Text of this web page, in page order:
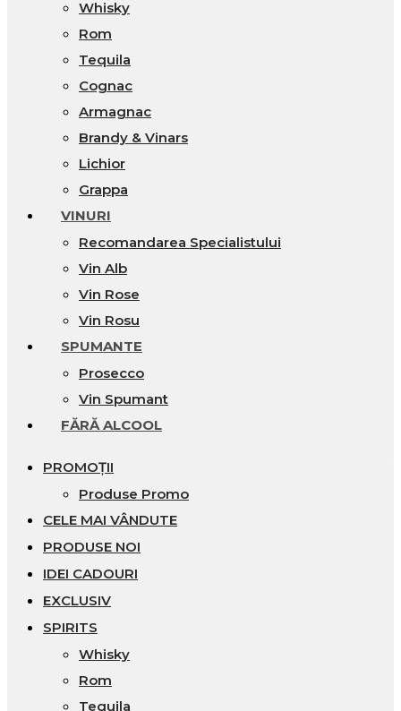
Whisky
Rom
Tequila
Cognac
Armagnac
Brandy & Vinars
Lichior
Grappa
VINURI
Recomandarea Specialistului
Vin Alb
Vin Rose
Vin Rosu
SPUMANTE
Prosecco
Vin Spumant
FĂRĂ ALCOOL
PROMOȚII
Produse Promo
CELE MAI VÂNDUTE
PRODUSE NOI
IDEI CADOURI
EXCLUSIV
SPIRITS
Whisky
Rom
Tequila